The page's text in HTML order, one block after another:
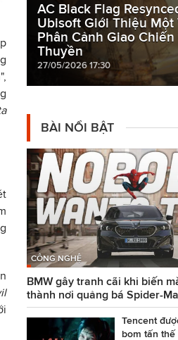
AC Black Flag
Ubisoft Giới Thiệu Một
Phân Cảnh Giao Chiến
Thuyền
27/05/2026 17:30
BÀI NỔI BẬT
CÔNG NGHỆ
BMW gây tranh cãi khi biến
thành nơi quảng bá Spider-
Tencent
bom tấn